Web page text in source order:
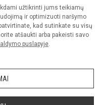
užtikrinti jums teikiamų
ir optimizuoti naršymo
kad sutinkate su visų
atšaukti arba pakeisti savo
puslapyje.
Visos teisės saugomos.
griežtai draudžiama.
valdymas